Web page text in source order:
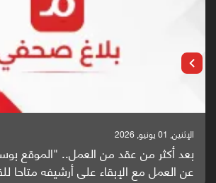
الإثنين, 25 مايو, 2026
باحثون من اليمن يدخلون سباق أبحاث
واعدة منشورة عالميا (ترجمة)